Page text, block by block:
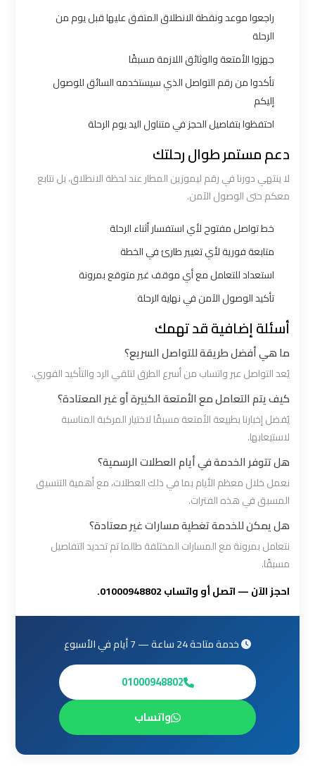
راجعوا موعد ونقطة الانطلاق المتفق عليها قبل يوم من
الرحلة
جهزوا الأمتعة والوثائق اللازمة مسبقًا
تأكدوا من رقم التواصل الذي سيستخدمه السائق للوصول
إليكم
احتفظوا بتفاصيل الحجز في متناول اليد يوم الرحلة
دعم مستمر طوال رحلتك
لا ينتهي دورنا في رقم ليموزين المطار عند لحظة الانطلاق، بل نتابع
معكم حتى الوصول الآمن.
خط تواصل مفتوح لأي استفسار أثناء الرحلة
متابعة فورية لأي تغيير طارئ في الخطة
استعداد للتعامل مع أي موقف غير متوقع بمرونة
تأكيد الوصول الآمن في نهاية الرحلة
أسئلة إضافية قد تهمك
ما هي أفضل طريقة للتواصل السريع؟
يُعد التواصل عبر واتساب من أسرع الطرق لتلقي الرد والتأكيد الفوري.
كيف يتم التعامل مع الأمتعة الكبيرة أو غير المعتادة؟
يُفضل إخبارنا بطبيعة الأمتعة مسبقًا لاختيار المركبة المناسبة
لاستيعابها.
هل تتوفر الخدمة في أيام العطلات الرسمية؟
نعمل خلال معظم الأيام بما في ذلك العطلات، مع أهمية التنسيق
المسبق في هذه الفترات.
هل يمكن للخدمة تغطية مسارات غير معتادة؟
نتعامل بمرونة مع المسارات المختلفة طالما تم تحديد التفاصيل
مسبقًا.
احجز الآن — اتصل أو واتساب 01000948802.
خدمة متاحة 24 ساعة — 7 أيام في الأسبوع
01000948802
واتساب
اسكندرية
مطروح
ليموزين
الاسكندرية
القاهرة
ليموزين
القاهرة
للاسكندرية
ليموزين
من
ليموزين